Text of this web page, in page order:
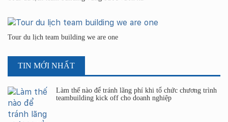
Tour du lịch team building we are one
TIN MỚI NHẤT
Làm thế nào để tránh lãng phí khi tổ chức chương trình
teambuilding kick off cho doanh nghiệp